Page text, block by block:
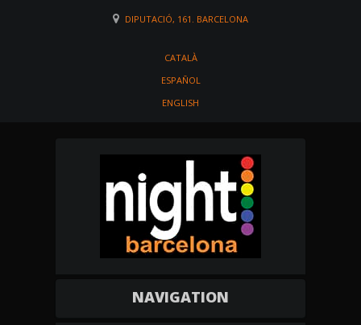
DIPUTACIÓ, 161. BARCELONA
CATALÀ
ESPAÑOL
ENGLISH
NAVIGATION